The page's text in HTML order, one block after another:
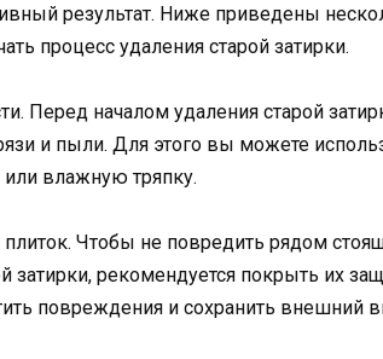
результат. Ниже приведены
процесс удаления старой затирки.
Перед началом удаления старой
и пыли. Для этого вы можете
влажную тряпку.
Чтобы не повредить рядом
затирки, рекомендуется покрыть их
повреждения и сохранить внешний